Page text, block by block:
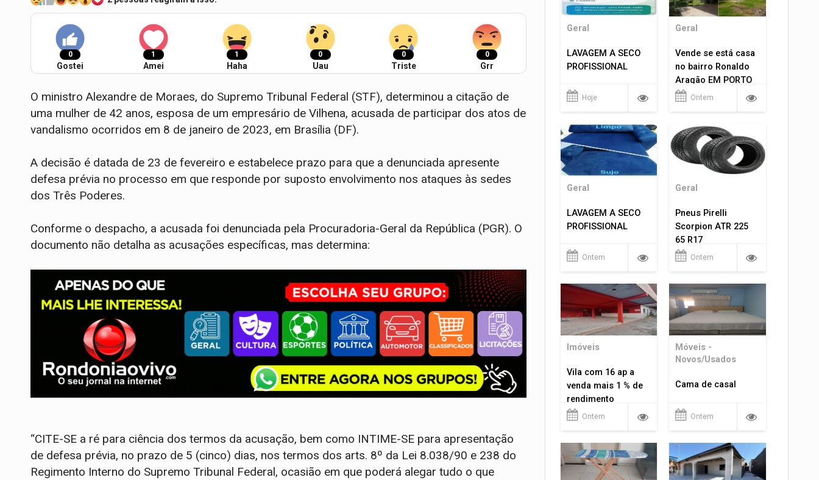
0
Gostei
1
Amei
1
Haha
0
Uau
0
Triste
0
Grr
O ministro Alexandre de Moraes, do Supremo Tribunal Federal (STF), determinou a citação de
uma mulher de 42 anos, esposa de um empresário de Vilhena, acusada de participar dos atos de
vandalismo ocorridos em 8 de janeiro de 2023, em Brasília (DF).
A decisão é datada de 23 de fevereiro e estabelece prazo para que a denunciada apresente
defesa prévia no processo em que responde por suposto envolvimento nos ataques às sedes
dos Três Poderes.
Conforme o despacho, a acusada foi denunciada pela Procuradoria-Geral da República (PGR). O
documento não detalha as acusações específicas, mas determina:
“CITE-SE a ré para ciência dos termos da acusação, bem como INTIME-SE para apresentação
de defesa prévia, no prazo de 5 (cinco) dias, nos termos dos arts. 8º da Lei 8.038/90 e 238 do
Regimento Interno do Supremo Tribunal Federal, ocasião em que poderá alegar tudo o que
Geral
LAVAGEM A SECO
PROFISSIONAL
Hoje
Geral
Vende se está casa
no bairro Ronaldo
Aragão EM PORTO
VELHO RO.
Ontem
Geral
LAVAGEM A SECO
PROFISSIONAL
Ontem
Geral
Pneus Pirelli
Scorpion ATR 225
65 R17
Ontem
Imóveis
Vila com 16 ap a
venda mais 1 % de
rendimento
Ontem
Móveis -
Novos/Usados
Cama de casal
Ontem